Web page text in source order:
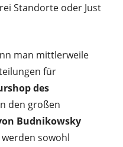
Standorte oder Just
man mittlerweile
für
des
den großen
Budnikowsky
werden sowohl